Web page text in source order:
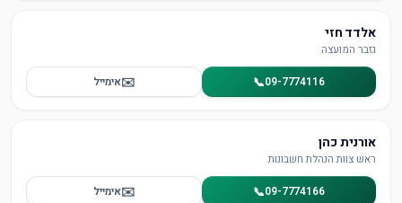
אלדד חזי
גזבר המועצה
📞09-7774116
✉️אימייל
אורנית כהן
ראש צוות הנהלת חשבונות
📞09-7774166
✉️אימייל